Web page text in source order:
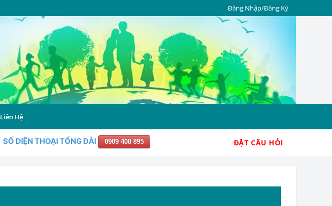
Đăng Nhập/Đăng Ký
Liên Hệ
SỐ ĐIỆN THOẠI TỔNG ĐÀI 0909 408 895 ĐẶT CÂU HỎI